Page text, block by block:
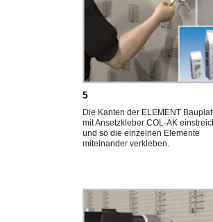
5
Die Kanten der ELEMENT
mit Ansetzkleber COL-AK
und so die einzelnen Elemente
miteinander verkleben.